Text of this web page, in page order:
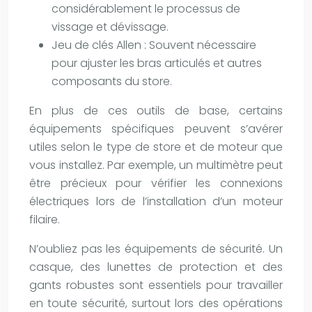
considérablement le processus de
vissage et dévissage.
Jeu de clés Allen : Souvent nécessaire
pour ajuster les bras articulés et autres
composants du store.
En plus de ces outils de base, certains
équipements spécifiques peuvent s’avérer
utiles selon le type de store et de moteur que
vous installez. Par exemple, un multimètre peut
être précieux pour vérifier les connexions
électriques lors de l’installation d’un moteur
filaire.
N’oubliez pas les équipements de sécurité. Un
casque, des lunettes de protection et des
gants robustes sont essentiels pour travailler
en toute sécurité, surtout lors des opérations